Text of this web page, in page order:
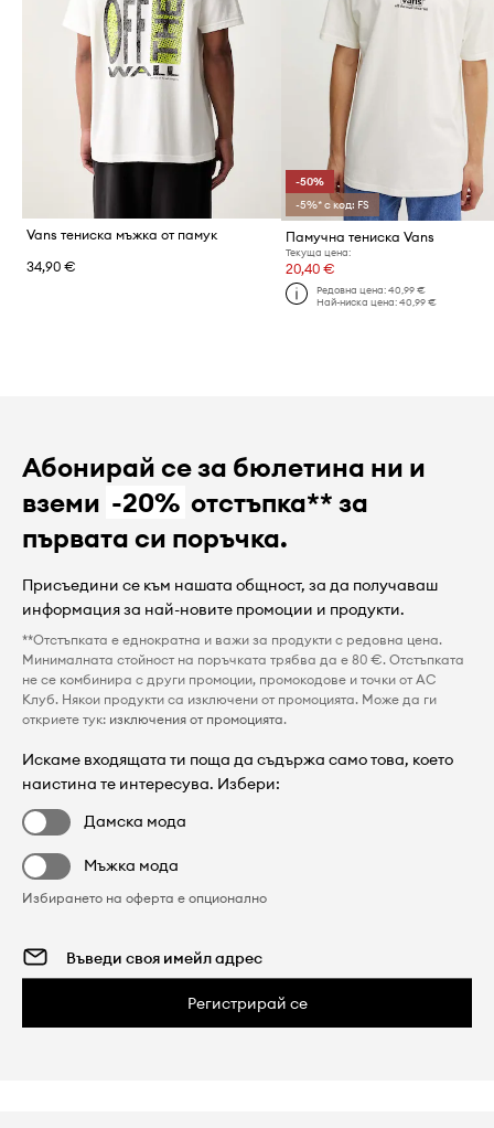
Vans тениска мъжка от памук
34,90 €
-50%
-5%* с код: FS
Памучна тениска Vans
Текуща цена:
20,40 €
Редовна цена: 40,99 €
Най-ниска цена: 40,99 €
Абонирай се за бюлетина ни и
вземи -20% отстъпка** за
първата си поръчка.
Присъедини се към нашата общност, за да получаваш
информация за най-новите промоции и продукти.
**Отстъпката е еднократна и важи за продукти с редовна цена.
Минималната стойност на поръчката трябва да е 80 €. Отстъпката
не се комбинира с други промоции, промокодове и точки от AC
Клуб. Някои продукти са изключени от промоцията. Може да ги
откриете тук: изключения от промоцията.
Искаме входящата ти поща да съдържа само това, което
наистина те интересува. Избери:
Дамска мода
Мъжка мода
Избирането на оферта е опционално
Регистрирай се